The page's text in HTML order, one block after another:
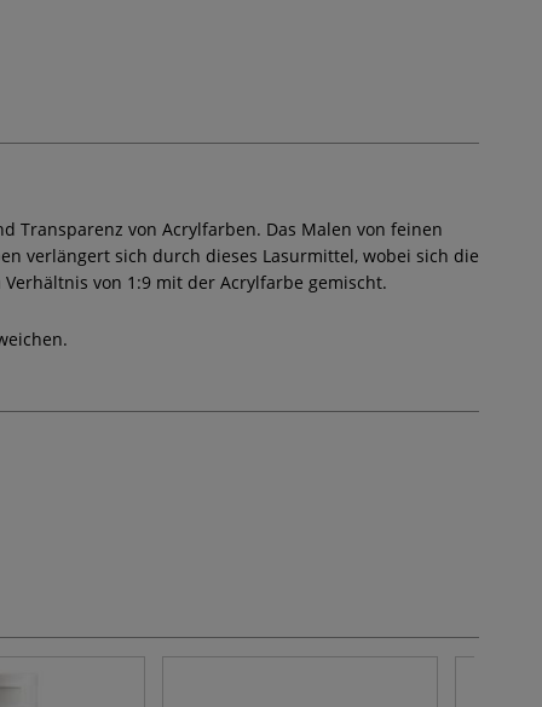
Transparenz von Acrylfarben. Das Malen von feinen
verlängert sich durch dieses Lasurmittel, wobei sich die
Verhältnis von 1:9 mit der Acrylfarbe gemischt.